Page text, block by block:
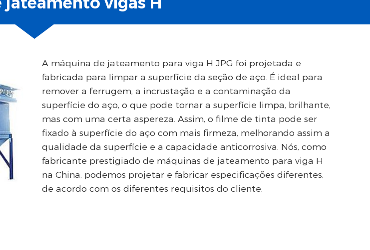
A máquina de jateamento para viga H JPG foi projetada e
fabricada para limpar a superfície da seção de aço. É ideal para
remover a ferrugem, a incrustação e a contaminação da
superfície do aço, o que pode tornar a superfície limpa, brilhante,
mas com uma certa aspereza. Assim, o filme de tinta pode ser
fixado à superfície do aço com mais firmeza, melhorando assim a
qualidade da superfície e a capacidade anticorrosiva. Nós, como
fabricante prestigiado de máquinas de jateamento para viga H
na China, podemos projetar e fabricar especificações diferentes,
de acordo com os diferentes requisitos do cliente.